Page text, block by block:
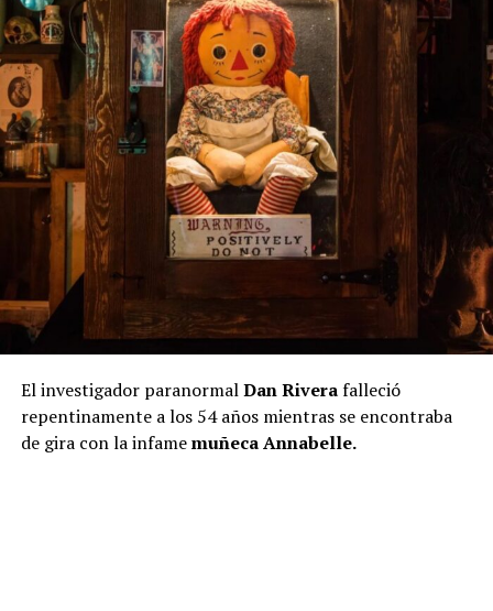
El investigador paranormalDan Riverafalleció
repentinamente a los 54 años mientras se encontraba
de gira con la infamemuñeca Annabelle.